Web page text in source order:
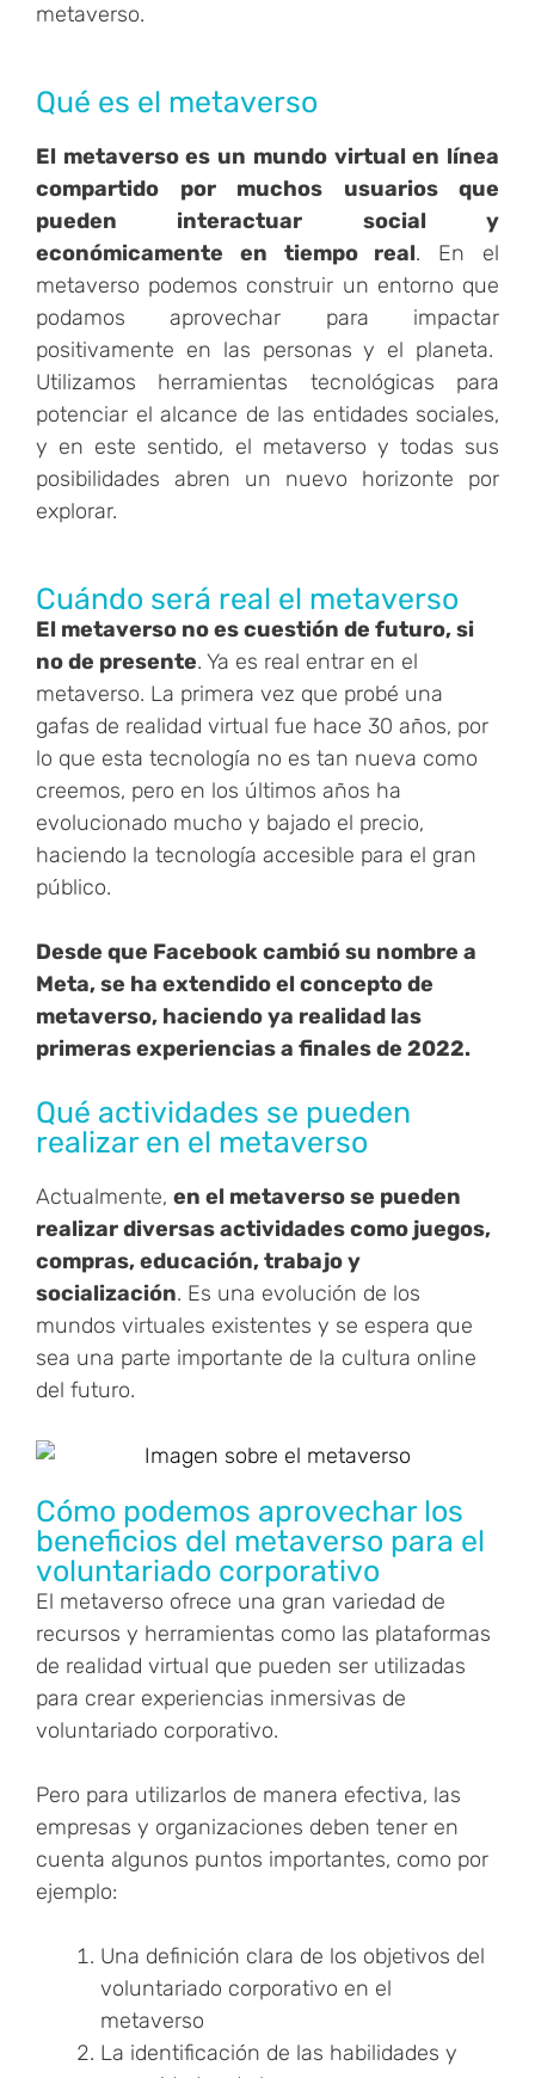
metaverso.
Qué es el metaverso
El metaverso es un mundo virtual en línea
compartido por muchos usuarios que
pueden interactuar social y
económicamente en tiempo real. En el
metaverso podemos construir un entorno que
podamos aprovechar para impactar
positivamente en las personas y el planeta.
Utilizamos herramientas tecnológicas para
potenciar el alcance de las entidades sociales,
y en este sentido, el metaverso y todas sus
posibilidades abren un nuevo horizonte por
explorar.
Cuándo será real el metaverso
El metaverso no es cuestión de futuro, si
no de presente. Ya es real entrar en el
metaverso. La primera vez que probé una
gafas de realidad virtual fue hace 30 años, por
lo que esta tecnología no es tan nueva como
creemos, pero en los últimos años ha
evolucionado mucho y bajado el precio,
haciendo la tecnología accesible para el gran
público.
Desde que Facebook cambió su nombre a
Meta, se ha extendido el concepto de
metaverso, haciendo ya realidad las
primeras experiencias a finales de 2022.
Qué actividades se pueden
realizar en el metaverso
Actualmente, en el metaverso se pueden
realizar diversas actividades como juegos,
compras, educación, trabajo y
socialización. Es una evolución de los
mundos virtuales existentes y se espera que
sea una parte importante de la cultura online
del futuro.
Cómo podemos aprovechar los
beneficios del metaverso para el
voluntariado corporativo
El metaverso ofrece una gran variedad de
recursos y herramientas como las plataformas
de realidad virtual que pueden ser utilizadas
para crear experiencias inmersivas de
voluntariado corporativo.
Pero para utilizarlos de manera efectiva, las
empresas y organizaciones deben tener en
cuenta algunos puntos importantes, como por
ejemplo:
Una definición clara de los objetivos del
voluntariado corporativo en el
metaverso
La identificación de las habilidades y